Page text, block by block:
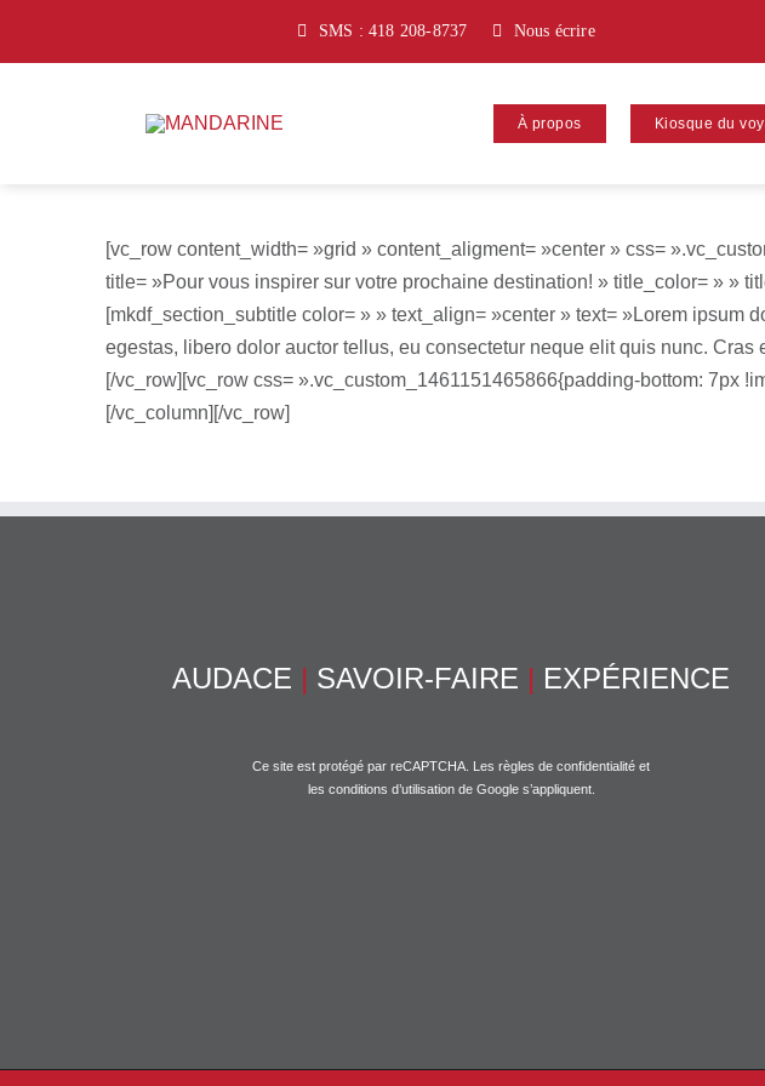
SMS : 418 208-8737 Nous écrire
À propos Kiosque du
[vc_row content_width= »grid » content_aligment= »center » css=
title= »Pour vous inspirer sur votre prochaine destination! » title_color= » »
[mkdf_section_subtitle color= » » text_align= »center » text= »Lorem
egestas, libero dolor auctor tellus, eu consectetur neque elit quis nunc.
[/vc_row][vc_row css= ».vc_custom_1461151465866{padding-bottom: 7px
[/vc_column][/vc_row]
AUDACE | SAVOIR-FAIRE | EXPÉRIENCE
Ce site est protégé par reCAPTCHA. Les règles de confidentialité et
les conditions d’utilisationde Google s’appliquent.